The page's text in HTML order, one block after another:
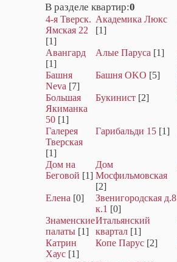
В разделе квартир:0
4-я Тверск.
Ямская 22
[1]
Академика Люкс
[1]
Авангард
[1]
Алые Паруса [1]
Башня
Neva [7]
Башня OKO [5]
Большая
Якиманка
50 [1]
Букинист [2]
Галерея
Тверская
[1]
Гарибальди 15 [1]
Дом на
Беговой [1]
Дом
Мосфильмовская
[2]
Елена [0]
Звенигородская д.8
к.1 [0]
Знаменские
палаты [1]
Итальянский
квартал [1]
Катрин
Хаус [1]
Копе Парус [2]